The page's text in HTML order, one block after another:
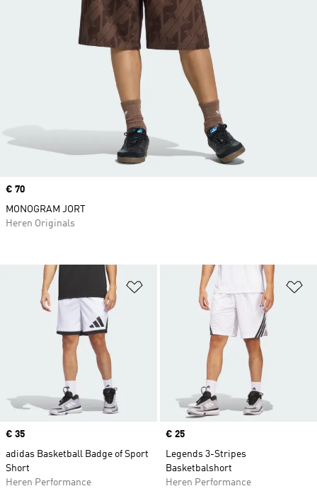
Op verlanglijst zetten
Price
€ 35
adidas Basketball Badge of Sport
Short
Heren Performance
Price
€ 25
Legends 3-Stripes
Basketbalshort
Heren Performance
Price
€ 70
MONOGRAM JORT
Heren Originals